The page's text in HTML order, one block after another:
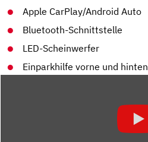
Apple CarPlay/Android Auto
Bluetooth-Schnittstelle
LED-Scheinwerfer
Einparkhilfe vorne und hinten